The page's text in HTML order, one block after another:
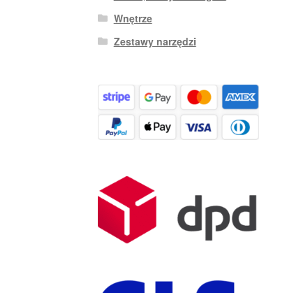
Wnętrze
Zestawy narzędzi